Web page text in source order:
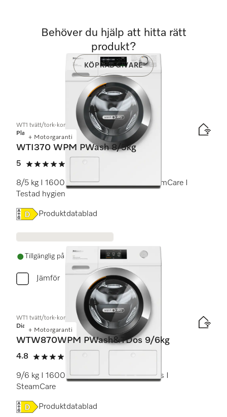
+ Motorgaranti
WT1 tvätt/tork-kombination:
Platinum
WTI370 WPM PWash 8/5kg
5
5 stars out of 5
8/5 kg I 1600 v/min I QuickPower I SteamCare I
Testad hygien
Online Label Flag, Energimärkning
Produktdatablad
Tillgänglig på lager
Jämför
+ Motorgaranti
WT1 tvätt/tork-kombination:
Diamond
WTW870WPM PWash&TDos 9/6kg
4.8
4.8 stars out of 5
9/6 kg I 1600 v/min I M Touch I TwinDos I
SteamCare
Online Label Flag, Energimärkning
Produktdatablad
Behöver du hjälp att hitta rätt
produkt?
KÖPRÅDGIVARE